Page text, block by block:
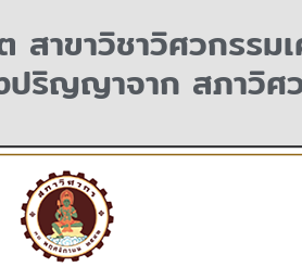
าขาวิชาวิศวกรรม
ปริญญาจาก สภาวิศ